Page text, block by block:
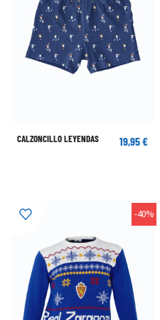
CALZONCILLO LEYENDAS 19,95 €
-40%